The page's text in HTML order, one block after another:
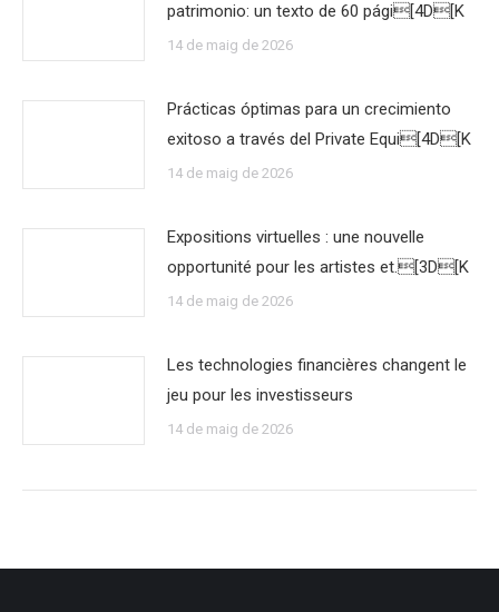
patrimonio: un texto de 60 pági[4D[K
14 de maig de 2026
Prácticas óptimas para un crecimiento
exitoso a través del Private Equi[4D[K
14 de maig de 2026
Expositions virtuelles : une nouvelle
opportunité pour les artistes et.[3D[K
14 de maig de 2026
Les technologies financières changent le
jeu pour les investisseurs
14 de maig de 2026